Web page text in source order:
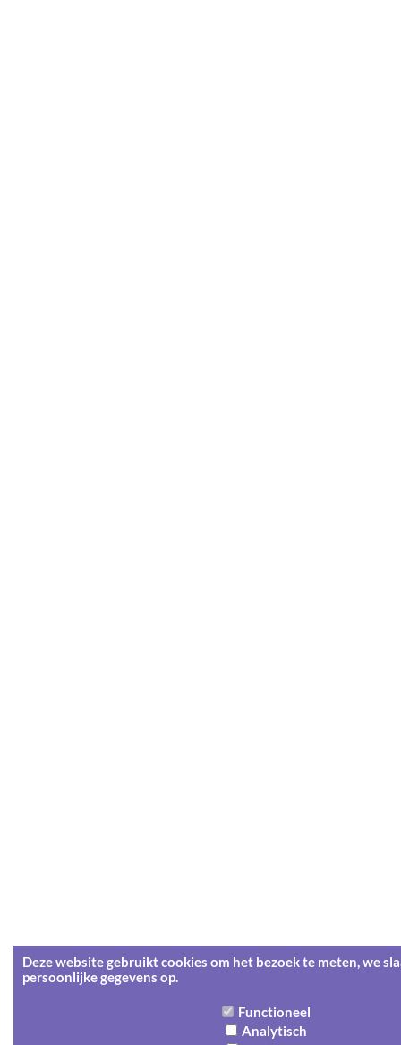
Deze website gebruikt cookies om het bezoek te meten, we
persoonlijke gegevens op.
Functioneel
Analytisch